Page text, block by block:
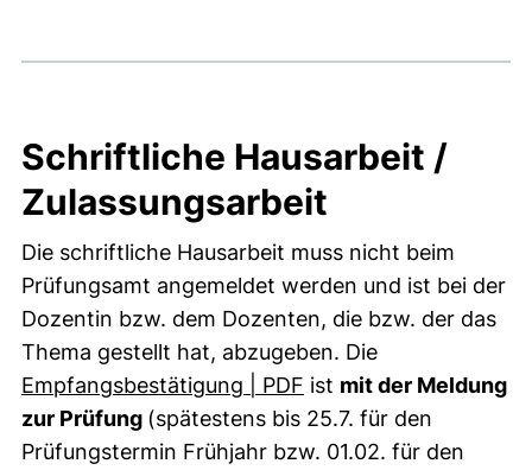
Schriftliche Hausarbeit /
Zulassungsarbeit
Die schriftliche Hausarbeit muss nicht beim
Prüfungsamt angemeldet werden und ist bei der
Dozentin bzw. dem Dozenten, die bzw. der das
Thema gestellt hat, abzugeben. Die
Empfangsbestätigung | PDF (öffnet neues
ist mit der Meldung
zur Prüfung (spätestens bis 25.7. für den
Prüfungstermin Frühjahr bzw. 01.02. für den